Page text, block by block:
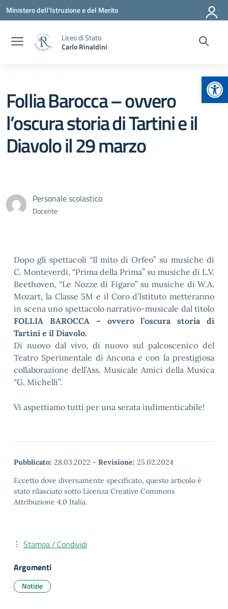
Vai ai contenuti
Vai al menu di navigazione
Vai al footer
Ministero dell'Istruzione e del Merito
Liceo di Stato
Carlo Rinaldini
Follia Barocca – ovvero
l’oscura storia di Tartini e il
Diavolo il 29 marzo
Personale scolastico
Docente
Dopo gli spettacoli “Il mito di Orfeo” su musiche di
C. Monteverdi, “Prima della Prima” su musiche di L.V.
Beethoven, “Le Nozze di Figaro” su musiche di W.A.
Mozart, la Classe 5M e il Coro d’Istituto metteranno
in scena uno spettacolo narrativo-musicale dal titolo
FOLLIA BAROCCA – ovvero l’oscura storia di
Tartini e il Diavolo.
Di nuovo dal vivo, di nuovo sul palcoscenico del
Teatro Sperimentale di Ancona e con la prestigiosa
collaborazione dell’Ass. Musicale Amici della Musica
“G. Michelli”.
Vi aspettiamo tutti per una serata indimenticabile!
Pubblicato: 28.03.2022 - Revisione: 25.02.2024
Eccetto dove diversamente specificato, questo articolo è
stato rilasciato sotto Licenza Creative Commons
Attribuzione 4.0 Italia.
Stampa / Condividi
Argomenti
Notizie